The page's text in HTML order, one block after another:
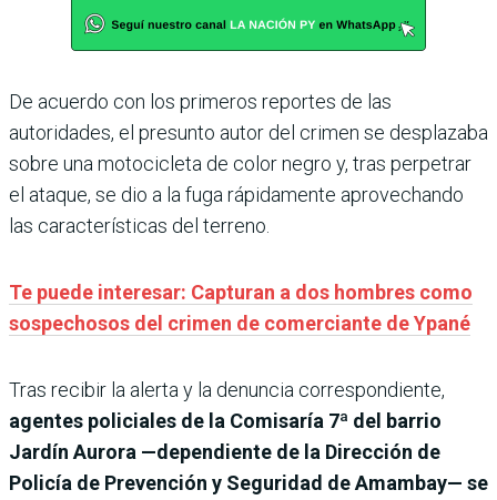
De acuerdo con los primeros reportes de las
autoridades, el presunto autor del crimen se desplazaba
sobre una motocicleta de color negro y, tras perpetrar
el ataque, se dio a la fuga rápidamente aprovechando
las características del terreno.
Te puede interesar: Capturan a dos hombres como
sospechosos del crimen de comerciante de Ypané
Tras recibir la alerta y la denuncia correspondiente,
agentes policiales de la Comisaría 7ª del barrio
Jardín Aurora —dependiente de la Dirección de
Policía de Prevención y Seguridad de Amambay— se